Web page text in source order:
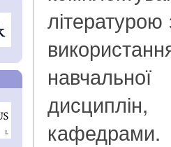
кафедрами.